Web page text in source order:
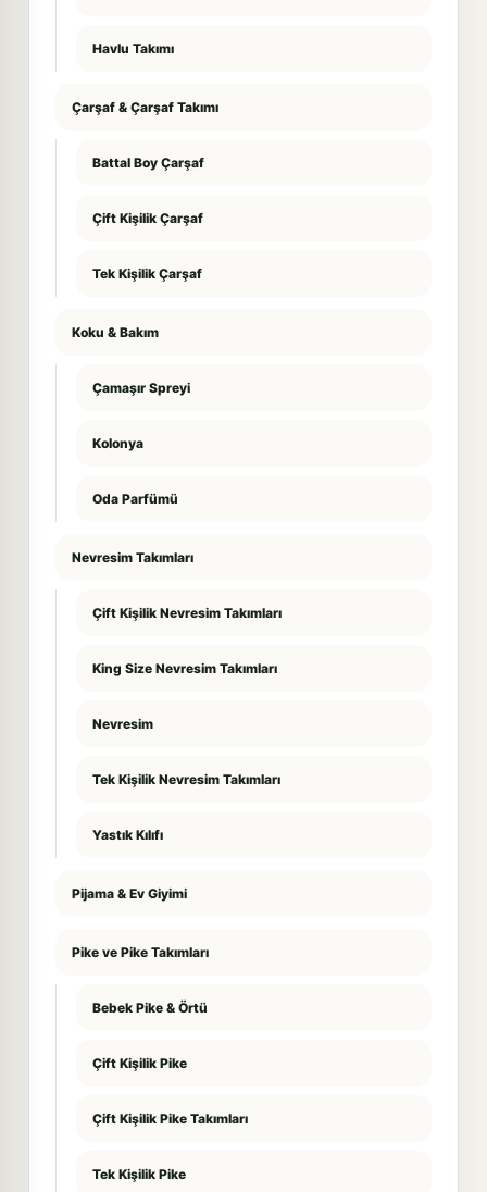
Havlu Takımı
Çarşaf & Çarşaf Takımı
Battal Boy Çarşaf
Çift Kişilik Çarşaf
Tek Kişilik Çarşaf
Koku & Bakım
Çamaşır Spreyi
Kolonya
Oda Parfümü
Nevresim Takımları
Çift Kişilik Nevresim Takımları
King Size Nevresim Takımları
Nevresim
Tek Kişilik Nevresim Takımları
Yastık Kılıfı
Pijama & Ev Giyimi
Pike ve Pike Takımları
Bebek Pike & Örtü
Çift Kişilik Pike
Çift Kişilik Pike Takımları
Tek Kişilik Pike